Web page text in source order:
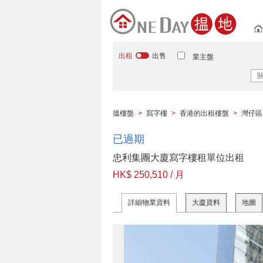
出租 出售 業主盤
搵樓盤 > 寫字樓 > 香港的出租樓盤 > 灣仔區
已過期
忠利集團大廈寫字樓租單位出租
HK$ 250,510 / 月
詳細物業資料 大廈資料 地圖